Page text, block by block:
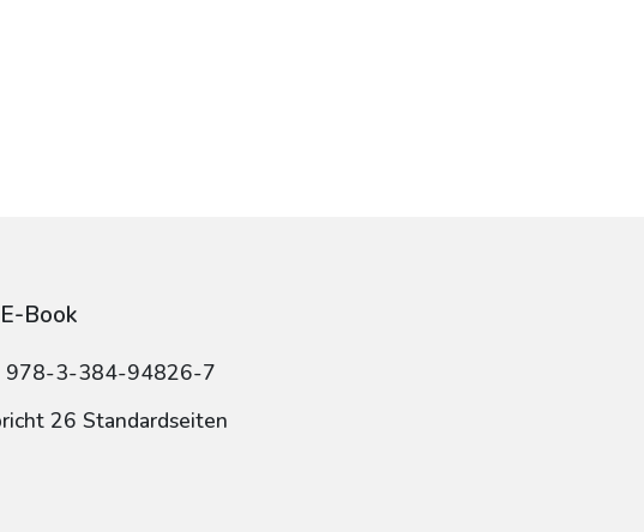
Book
978-3-384-94826-7
26 Standardseiten